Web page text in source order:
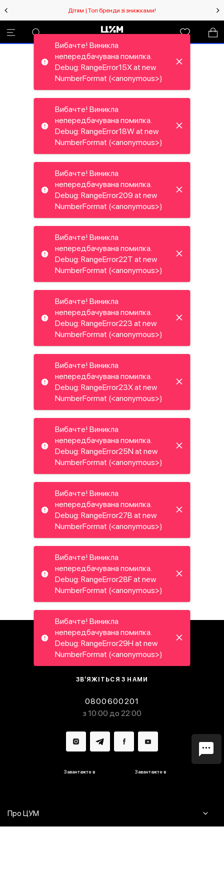
Дітям | Топ бренди зі знижками!
ЗВ’ЯЖІТЬСЯ З НАМИ
0800600201
з 10:00 до 22:00
Завантажте в Завантажте в
Про ЦУМ
Вибачте! Виникла
непередбачувана помилка.
Debug: RangeError15X at new
NumberFormat (<anonymous>)
Вибачте! Виникла
непередбачувана помилка.
Debug: RangeError18W at new
NumberFormat (<anonymous>)
Вибачте! Виникла
непередбачувана помилка.
Debug: RangeError209 at new
NumberFormat (<anonymous>)
Вибачте! Виникла
непередбачувана помилка.
Debug: RangeError22T at new
NumberFormat (<anonymous>)
Вибачте! Виникла
непередбачувана помилка.
Debug: RangeError223 at new
NumberFormat (<anonymous>)
Вибачте! Виникла
непередбачувана помилка.
Debug: RangeError23X at new
NumberFormat (<anonymous>)
Вибачте! Виникла
непередбачувана помилка.
Debug: RangeError25N at new
NumberFormat (<anonymous>)
Вибачте! Виникла
непередбачувана помилка.
Debug: RangeError27B at new
NumberFormat (<anonymous>)
Вибачте! Виникла
непередбачувана помилка.
Debug: RangeError28F at new
NumberFormat (<anonymous>)
Вибачте! Виникла
непередбачувана помилка.
Debug: RangeError29H at new
NumberFormat (<anonymous>)